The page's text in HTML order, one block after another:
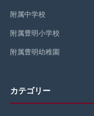
附属中学校
附属豊明小学校
附属豊明幼稚園
カテゴリー